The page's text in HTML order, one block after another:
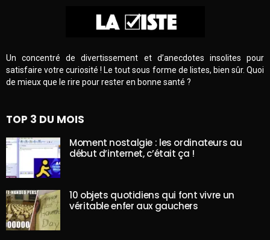
Un concentré de divertissement et d’anecdotes insolites pour
satisfaire votre curiosité ! Le tout sous forme de listes, bien sûr. Quoi
de mieux que le rire pour rester en bonne santé ?
TOP 3 DU MOIS
Moment nostalgie : les ordinateurs au
début d’internet, c’était ça !
10 objets quotidiens qui font vivre un
véritable enfer aux gauchers